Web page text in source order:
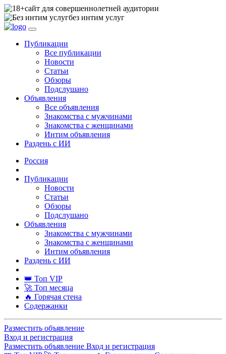
сайт для совершеннолетней аудитории
без интим услуг
Публикации
Все публикации
Новости
Статьи
Обзоры
Подслушано
Объявления
Все объявления
Знакомства с мужчинами
Знакомства с женщинами
Интим объявления
Раздень с ИИ
Россия
Публикации
Новости
Статьи
Обзоры
Подслушано
Объявления
Знакомства с мужчинами
Знакомства с женщинами
Интим объявления
Раздень с ИИ
👑 Топ VIP
🚀 Топ месяца
🔥 Горячая стена
Содержанки
Разместить объявление
Вход и регистрация
Разместить объявление Вход и регистрация